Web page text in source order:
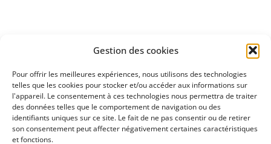
Gestion des cookies
Pour offrir les meilleures expériences, nous utilisons des technologies
telles que les cookies pour stocker et/ou accéder aux informations sur
l'appareil. Le consentement à ces technologies nous permettra de traiter
des données telles que le comportement de navigation ou des
identifiants uniques sur ce site. Le fait de ne pas consentir ou de retirer
son consentement peut affecter négativement certaines caractéristiques
et fonctions.
Découvrez